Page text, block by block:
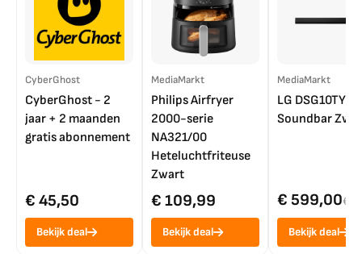
CyberGhost
CyberGhost - 2
jaar + 2 maanden
gratis abonnement
€ 45,50
Bekijk deal
MediaMarkt
Philips Airfryer
2000-serie
NA321/00
Heteluchtfriteuse
Zwart
€ 109,99
Bekijk deal
MediaMarkt
LG DSG10TY
Soundbar
€ 599,00€
Bekijk deal